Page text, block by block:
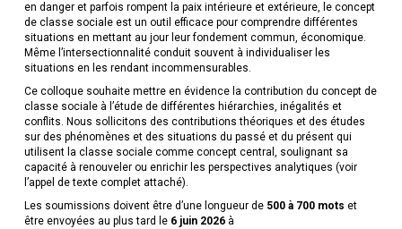
en danger et parfois rompent la paix intérieure et extérieure, le concept
de classe sociale est un outil efficace pour comprendre différentes
situations en mettant au jour leur fondement commun, économique.
Même l’intersectionnalité conduit souvent à individualiser les
situations en les rendant incommensurables.
Ce colloque souhaite mettre en évidence la contribution du concept de
classe sociale à l’étude de différentes hiérarchies, inégalités et
conflits. Nous sollicitons des contributions théoriques et des études
sur des phénomènes et des situations du passé et du présent qui
utilisent la classe sociale comme concept central, soulignant sa
capacité à renouveler ou enrichir les perspectives analytiques (voir
l’appel de texte complet attaché).
Les soumissions doivent être d’une longueur de 500 à 700 mots et
être envoyées au plus tard le 6 juin 2026à